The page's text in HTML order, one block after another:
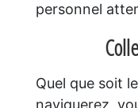
personnel
Quel que soit
naviguerez,